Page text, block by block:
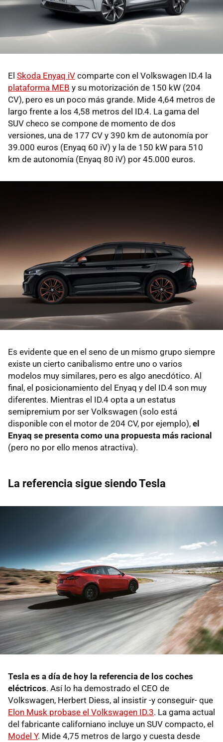
El Skoda Enyaq iV comparte con el Volkswagen ID.4 la
plataforma MEB y su motorización de 150 kW (204
CV), pero es un poco más grande. Mide 4,64 metros de
largo frente a los 4,58 metros del ID.4. La gama del
SUV checo se compone de momento de dos
versiones, una de 177 CV y 390 km de autonomía por
39.000 euros (Enyaq 60 iV) y la de 150 kW para 510
km de autonomía (Enyaq 80 iV) por 45.000 euros.
Es evidente que en el seno de un mismo grupo siempre
existe un cierto canibalismo entre uno o varios
modelos muy similares, pero es algo anecdótico. Al
final, el posicionamiento del Enyaq y del ID.4 son muy
diferentes. Mientras el ID.4 opta a un estatus
semipremium por ser Volkswagen (solo está
disponible con el motor de 204 CV, por ejemplo), el
Enyaq se presenta como una propuesta más racional
(pero no por ello menos atractiva).
La referencia sigue siendo Tesla
Tesla es a día de hoy la referencia de los coches
eléctricos. Así lo ha demostrado el CEO de
Volkswagen, Herbert Diess, al insistir -y conseguir- que
Elon Musk probase el Volkswagen ID.3. La gama actual
del fabricante californiano incluye un SUV compacto, el
Model Y. Mide 4,75 metros de largo y cuesta desde